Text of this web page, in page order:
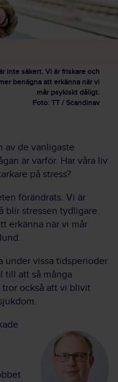
inte säkert. Vi är friskare och
benägna att erkänna när vi
mår psykiskt dåligt.
Foto: TT / Scandinav
av de vanligaste
är varför. Har våra liv
på stress?
förändrats. Vi är
blir stressen tydligare.
erkänna när vi mår
under vissa tidsperioder
till att så många
tror också att vi blivit